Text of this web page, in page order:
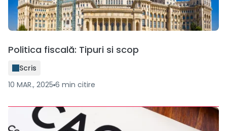
Politica fiscală: Tipuri si scop
Scris
10 MAR., 2025 6 min citire